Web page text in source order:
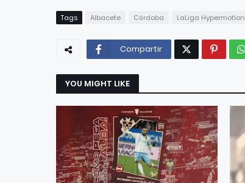
Tags Albacete Córdoba LaLiga Hypermotion
Compartir
YOU MIGHT LIKE